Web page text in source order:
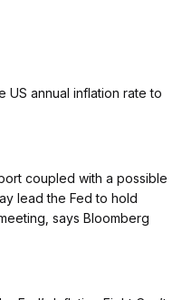
US annual inflation rate to
coupled with a possible
lead the Fed to hold
says Bloomberg